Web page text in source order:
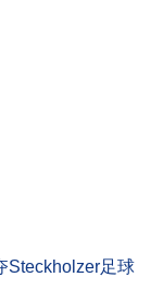
Steckholzer足球